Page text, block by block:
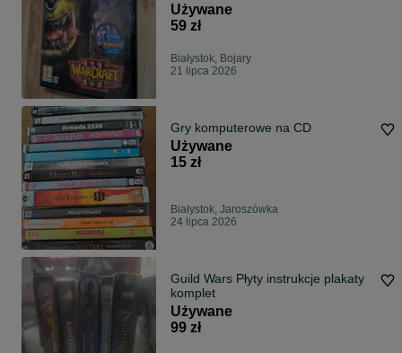
Używane
59 zł
Białystok, Bojary
21 lipca 2026
Gry komputerowe na CD
Używane
15 zł
Białystok, Jaroszówka
24 lipca 2026
Guild Wars Płyty instrukcje plakaty
komplet
Używane
99 zł